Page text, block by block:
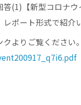
(1)【新型コロナ
ポート形式で紹介
よりご覧ください。